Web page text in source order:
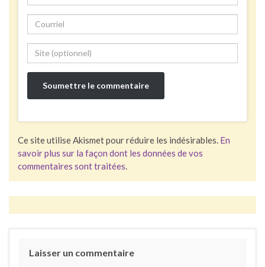
Ce site utilise Akismet pour réduire les indésirables. En
savoir plus sur la façon dont les données de vos
commentaires sont traitées.
Laisser un commentaire